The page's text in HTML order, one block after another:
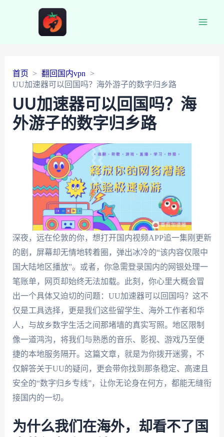
首页
翻回国内vpn
UU加速器可以回国吗？海外游子的数字归乡路
UU加速器可以回国吗？海
外游子的数字归乡路
深夜，远在伦敦的你，想打开国内视频APP追一集刚更新
的剧，屏幕却无情地转着圈，弹出冰冷的“该内容仅限中
国大陆地区播放”。或者，你急需登录国内的网银处理一
笔账单，网页却始终无法加载。此刻，你心里大概会冒
出一个具体又迫切的问题：UU加速器可以回国吗？这不
仅是工具选择，更是我们这些留学生、海外工作者和华
人，与故乡数字生活之间那堵墙的真实写照。地区限制
像一道鸿沟，将我们与熟悉的音乐、影视、游戏乃至便
捷的本地服务隔开。这篇文章，就是为你拨开迷雾，不
仅解答关于UU的疑问，更会带你找到那条稳定、高速且
安全的“数字归乡专线”，让你无论身在何方，都能无缝衔
接国内的一切。
为什么我们在海外，却看不了国